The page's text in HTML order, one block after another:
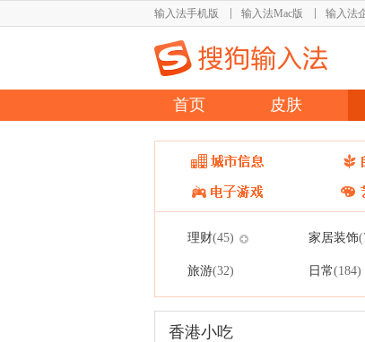
输入法手机版 输入法Mac版 输入法
首页 皮肤
理财(45) 家居装饰
旅游(32) 日常(184)
香港小吃